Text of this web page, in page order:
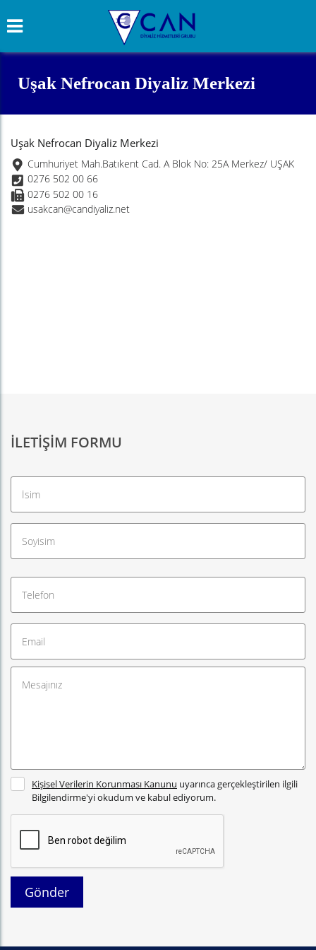
Uşak Nefrocan Diyaliz Merkezi
Uşak Nefrocan Diyaliz Merkezi
Cumhuriyet Mah.Batıkent Cad. A Blok No: 25A Merkez/ UŞAK
0276 502 00 66
0276 502 00 16
usakcan@candiyaliz.net
İLETIŞIM FORMU
Kişisel Verilerin Korunması Kanunu uyarınca gerçekleştirilen ilgili
Bilgilendirme'yi okudum ve kabul ediyorum.